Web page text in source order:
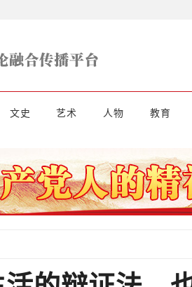
文史 艺术 人物 教育